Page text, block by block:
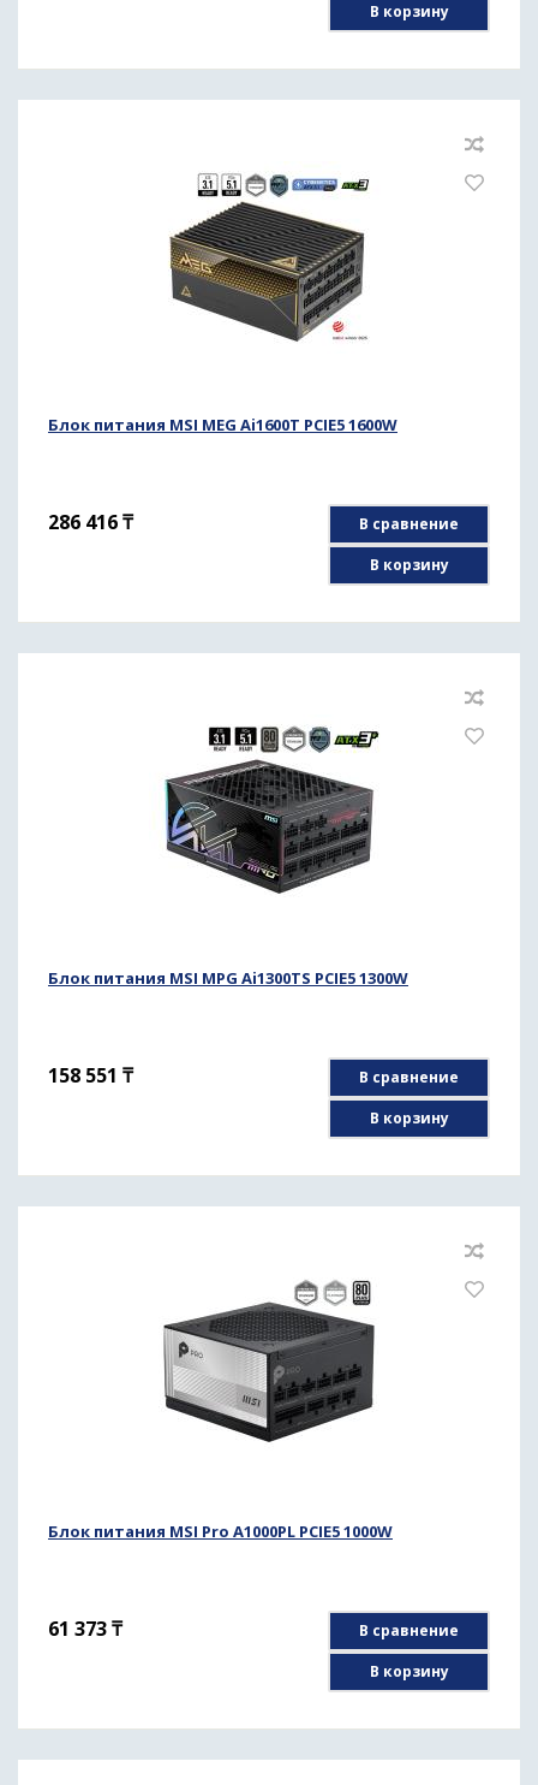
В корзину
Блок питания MSI MEG Ai1600T PCIE5 1600W
286 416₸
В сравнение
В корзину
Блок питания MSI MPG Ai1300TS PCIE5 1300W
158 551 ₸
В сравнение
В корзину
Блок питания MSI Pro A1000PL PCIE5 1000W
61 373₸
В сравнение
В корзину